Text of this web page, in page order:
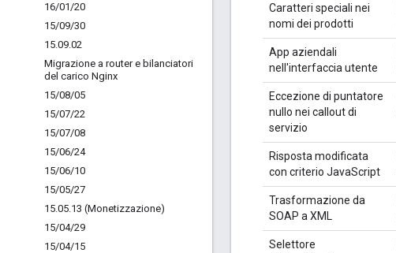
16/01/20
15/09/30
15.09.02
Migrazione a router e bilanciatori
del carico Nginx
15/08/05
15/07/22
15/07/08
15/06/24
15/06/10
15/05/27
15.05.13 (Monetizzazione)
15/04/29
15/04/15
Caratteri speciali nei
nomi dei prodotti
App aziendali
nell'interfaccia utente
Eccezione di puntatore
nullo nei callout di
servizio
Risposta modificata
con criterio JavaScript
Trasformazione da
SOAP a XML
Selettore